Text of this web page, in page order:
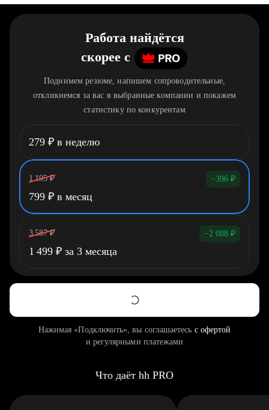
Работа найдётся
скорее c
Поднимем резюме, напишем сопроводительные,
откликнемся за вас в выбранные компании и покажем
статистику по конкурентам
279 ₽ в неделю
1 195 ₽ −396 ₽
799 ₽ в месяц
3 587 ₽ −2 088 ₽
1 499 ₽ за 3 месяца
Нажимая «Подключить», вы соглашаетесь с офертой
и регулярными платежами
Что даёт hh PRO